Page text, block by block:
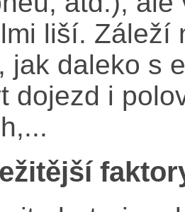
liší. Záleží
jak daleko s
dojezd i